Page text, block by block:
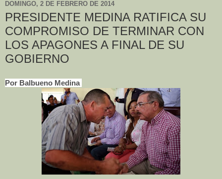
DOMINGO, 2 DE FEBRERO DE 2014
PRESIDENTE MEDINA RATIFICA SU
COMPROMISO DE TERMINAR CON
LOS APAGONES A FINAL DE SU
GOBIERNO
Por Balbueno Medina